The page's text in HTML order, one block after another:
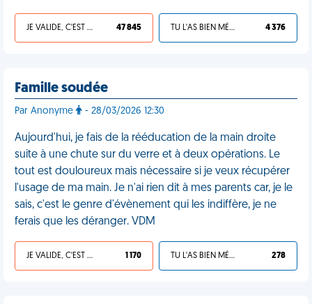
JE VALIDE, C'EST UNE VDM 47 845 TU L'AS BIEN MÉRITÉ 4 376
Famille soudée
Par Anonyme - 28/03/2026 12:30
Aujourd'hui, je fais de la rééducation de la main droite
suite à une chute sur du verre et à deux opérations. Le
tout est douloureux mais nécessaire si je veux récupérer
l'usage de ma main. Je n'ai rien dit à mes parents car, je le
sais, c'est le genre d'évènement qui les indiffère, je ne
ferais que les déranger. VDM
JE VALIDE, C'EST UNE VDM 1 170 TU L'AS BIEN MÉRITÉ 278